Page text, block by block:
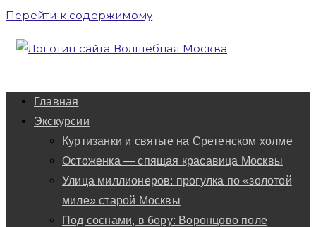
Перейти к содержимому
Главная
Экскурсии
Куртизанки и святые на Сретенском холме
Остоженка — спящая красавица Москвы
Улица миллионеров: прогулка по «золотой
миле» старой Москвы
Под соснами, в бору: Воронцово поле